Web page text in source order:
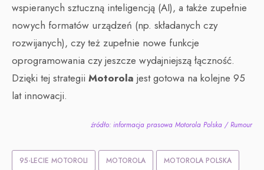
wspieranych sztuczną inteligencją (AI), a także zupełnie
nowych formatów urządzeń (np. składanych czy
rozwijanych), czy też zupełnie nowe funkcje
oprogramowania czy jeszcze wydajniejszą łączność.
Dzięki tej strategii Motorola jest gotowa na kolejne 95
lat innowacji.
źródło: informacja prasowa Motorola Polska / Rumour
95-LECIE MOTOROLI MOTOROLA MOTOROLA POLSKA